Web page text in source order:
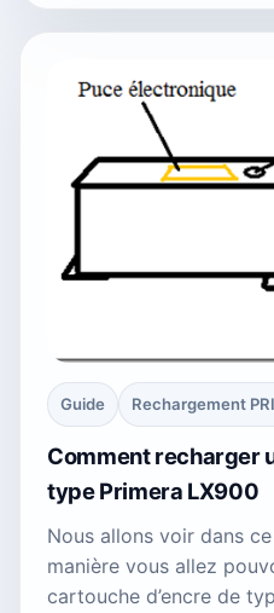
Guide Rechargement
Comment recharger
type Primera LX900
Nous allons voir dans
manière vous allez
cartouche d’encre de